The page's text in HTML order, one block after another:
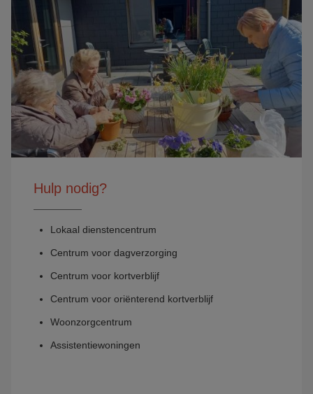
Hulp nodig?
Lokaal dienstencentrum
Centrum voor dagverzorging
Centrum voor kortverblijf
Centrum voor oriënterend kortverblijf
Woonzorgcentrum
Assistentiewoningen